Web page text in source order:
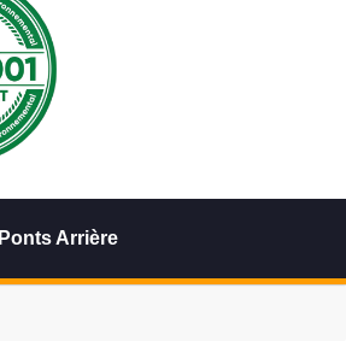
Ponts Arrière